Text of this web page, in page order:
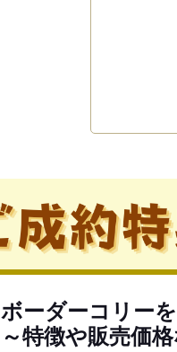
ボーダーコリー
～特徴や販売価